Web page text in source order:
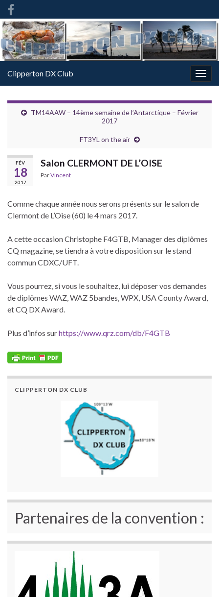
Clipperton DX Club
TM14AAW – 14ème semaine de l’Antarctique – Février
2017
FT3YL on the air
FÉV
18
2017
Salon CLERMONT DE L’OISE
ParVincent
Comme chaque année nous serons présents sur le salon de
Clermont de L’Oise (60) le 4 mars 2017.
A cette occasion Christophe F4GTB, Manager des diplômes
CQ magazine, se tiendra à votre disposition sur le stand
commun CDXC/UFT.
Vous pourrez, si vous le souhaitez, lui déposer vos demandes
de diplômes WAZ, WAZ 5bandes, WPX, USA County Award,
et CQ DX Award.
Plus d’infos surhttps://www.qrz.com/db/F4GTB
CLIPPERTON DX CLUB
Partenaires de la convention :